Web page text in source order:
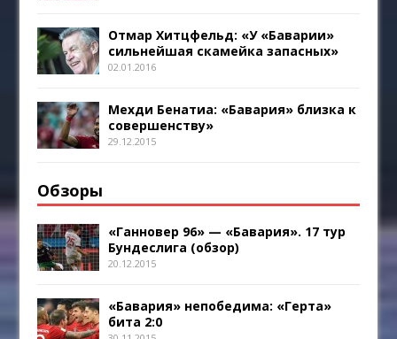
Отмар Хитцфельд: «У «Баварии»
сильнейшая скамейка запасных»
02.01.2016
Мехди Бенатиа: «Бавария» близка к
совершенству»
29.12.2015
Обзоры
«Ганновер 96» — «Бавария». 17 тур
Бундеслига (обзор)
20.12.2015
«Бавария» непобедима: «Герта»
бита 2:0